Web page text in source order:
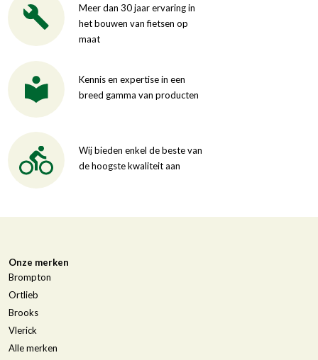
Meer dan 30 jaar ervaring in
het bouwen van fietsen op
maat
Kennis en expertise in een
breed gamma van producten
Wij bieden enkel de beste van
de hoogste kwaliteit aan
Onze merken
Brompton
Ortlieb
Brooks
Vlerick
Alle merken